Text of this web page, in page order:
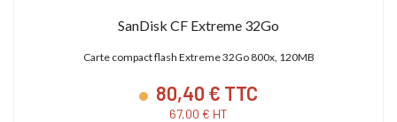
SanDisk CF Extreme 32Go
Carte compact flash Extreme 32Go 800x, 120MB
80,40 € TTC
67,00 € HT